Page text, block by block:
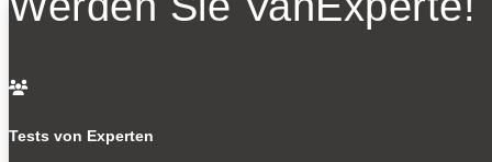

Tests von Experten